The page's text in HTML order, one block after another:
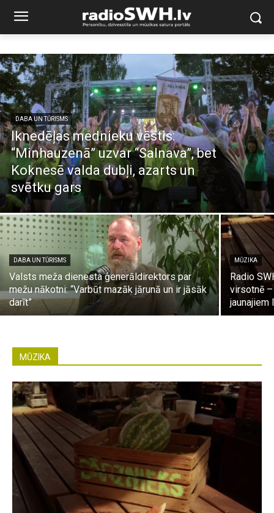
DABA UN TŪRISMS
Iknedēļas mednieku vēstis:
“Minhauzenā” uzvar “Salnava”, bet
Koknesē valda dubļi, azarts un
svētku gars
DABA UN TŪRISMS
Valsts meža dienesta ģenerāldirektors par
mežu nākotni: “Varbūt mazāk jārunā un ir jāsāk
darīt”
MŪZIKA
Radio
virsotnē
jaunajiem
MŪZIKA